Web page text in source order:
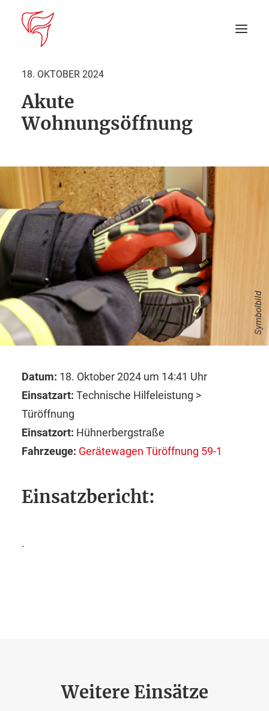
Aktuelles
DEIN EINSATZ
Suche
18. OKTOBER 2024
Akute
Wohnungsöffnung
Symbolbild
Datum: 18. Oktober 2024 um 14:41 Uhr
Einsatzart: Technische Hilfeleistung >
Türöffnung
Einsatzort: Hühnerbergstraße
Fahrzeuge: Gerätewagen Türöffnung 59-1
Einsatzbericht:
.
Weitere Einsätze